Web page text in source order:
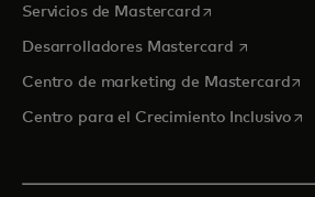
Servicios de Mastercardse abre en una
Desarrolladores Mastercard se abre
Centro de marketing de Mastercardse
Centro para el Crecimiento Inclusivose